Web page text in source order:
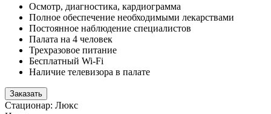
Осмотр, диагностика, кардиограмма
Полное обеспечение необходимыми лекарствами
Постоянное наблюдение специалистов
Палата на 4 человек
Трехразовое питание
Бесплатный Wi-Fi
Наличие телевизора в палате
Заказать
Стационар: Люкс